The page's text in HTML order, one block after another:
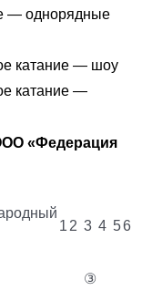
— однорядные
катание — шоу
катание —
«Федерация
1 2 3 4 56
③